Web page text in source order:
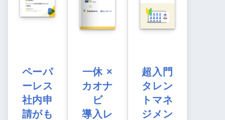
ペーパ
ーレス
社内申
請がも
一休 ×
カオナ
ビ
導入レ
超入門
タレン
トマネ
ジメン